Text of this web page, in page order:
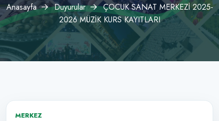
Anasayfa Duyurular
ÇOCUK SANAT MERKEZİ 2025-
2026 MÜZİK KURS KAYITLARI
MERKEZ